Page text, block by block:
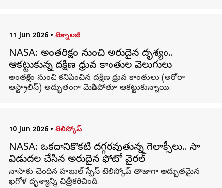
11 Jun 2026 • టెక్నాలజీ
NASA: అంతరిక్షం నుంచి అరుదైన దృశ్యం..
ఆకట్టుకున్న దక్షిణ ధ్రువ కాంతుల వెలుగులు
అంతరిక్షం నుంచి కనిపించిన దక్షిణ ధ్రువ కాంతులు (అరోరా
ఆస్ట్రాలిస్) అద్భుతంగా మెరిసిపోతూ ఆకట్టుకున్నాయి.
10 Jun 2026 • టెలిస్కోప్
NASA: ఒకదానికొకటి దగ్గరవుతున్న గెలాక్సీలు.. నాసా
విడుదల చేసిన అరుదైన ఫోటో వైరల్
నాసాకు చెందిన హబుల్ స్పేస్ టెలిస్కోప్‌ తాజాగా అద్భుతమైన
ఖగోళ దృశ్యాన్ని చిత్రీకరించింది.